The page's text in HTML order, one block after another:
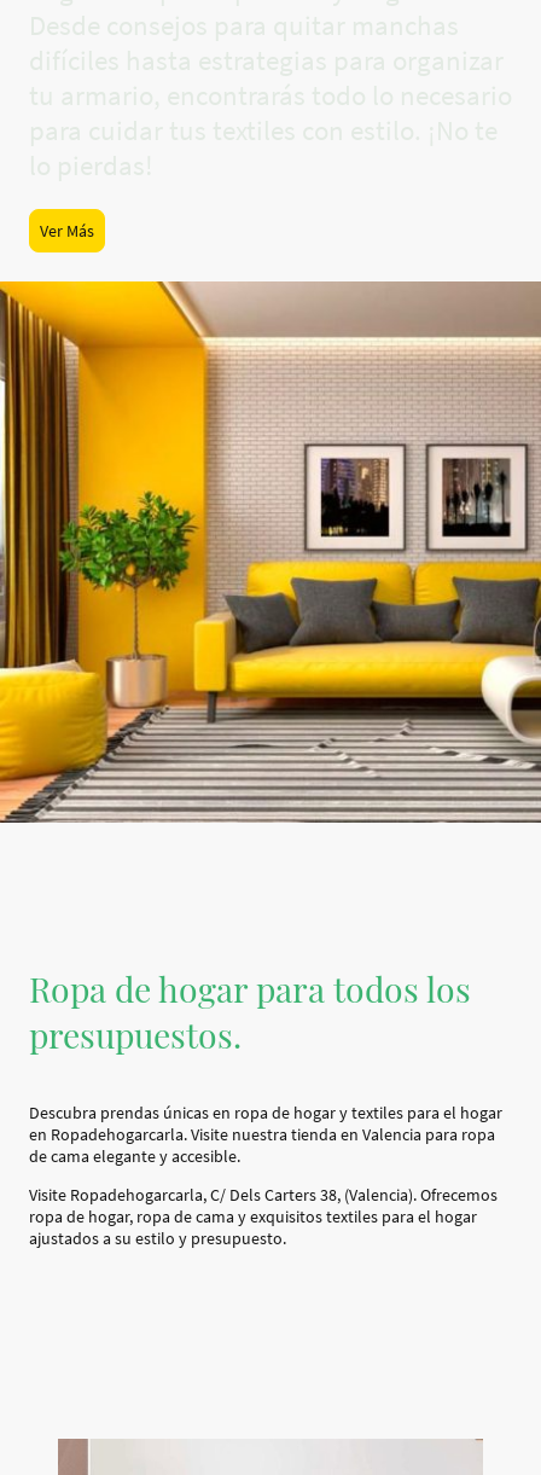
Ver Más
Ropa de hogar para todos los
presupuestos.
Descubra prendas únicas en ropa de hogar y textiles para el hogar
en Ropadehogarcarla. Visite nuestra tienda en Valencia para ropa
de cama elegante y accesible.
Visite Ropadehogarcarla, C/ Dels Carters 38, (Valencia). Ofrecemos
ropa de hogar, ropa de cama y exquisitos textiles para el hogar
ajustados a su estilo y presupuesto.